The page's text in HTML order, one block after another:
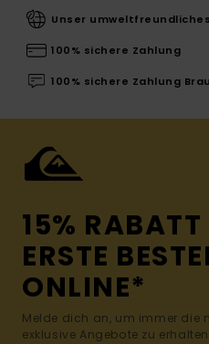
Unser
100% sichere Zahlung
100% sichere Zahlung
15%
ERSTE
ONLINE*
Melde dich an, um immer die
exklusive Angebote zu